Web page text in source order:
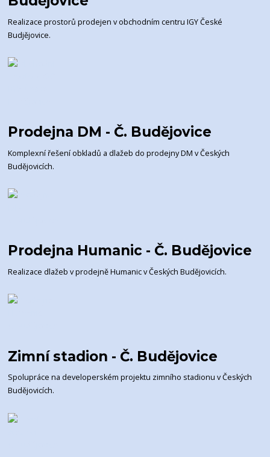
Realizace prostorů prodejen v obchodním centru IGY České
Budjějovice.
Prodejna DM - Č. Budějovice
Komplexní řešení obkladů a dlažeb do prodejny DM v Českých
Budějovicích.
Prodejna Humanic - Č. Budějovice
Realizace dlažeb v prodejně Humanic v Českých Budějovicích.
Zimní stadion - Č. Budějovice
Spolupráce na developerském projektu zimního stadionu v Českých
Budějovicích.